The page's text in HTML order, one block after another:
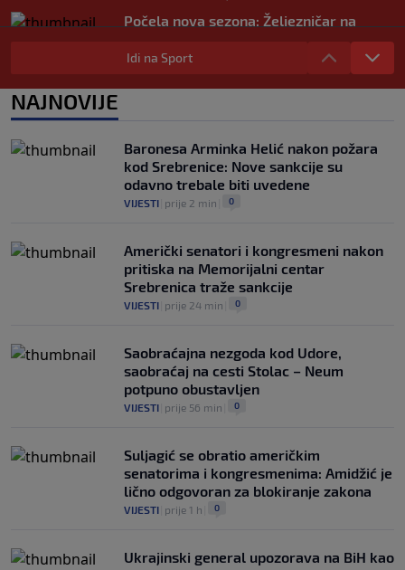
Počela nova sezona: Željezničar na
NOGOMET|7. aug.
UEFA pokreće istragu: Je li Infantino
Idi na Sport
NAJNOVIJE
Baronesa Arminka Helić nakon požara
kod Srebrenice: Nove sankcije su
odavno trebale biti uvedene
VIJESTI prije 2 min 0
Američki senatori i kongresmeni nakon
pritiska na Memorijalni centar
Srebrenica traže sankcije
VIJESTI prije 24 min 0
Saobraćajna nezgoda kod Udore,
saobraćaj na cesti Stolac – Neum
potpuno obustavljen
VIJESTI prije 56 min 0
Suljagić se obratio američkim
senatorima i kongresmenima: Amidžić je
lično odgovoran za blokiranje zakona
VIJESTI prije 1 h 0
Ukrajinski general upozorava na BiH kao